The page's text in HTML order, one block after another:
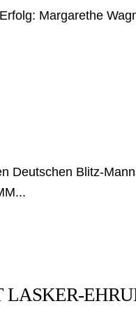
Margarethe
Deutschen Blitz-
LASKER-